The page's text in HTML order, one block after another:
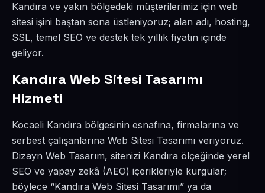
Kandıra ve yakın bölgedeki müşterilerimiz için web
sitesi işini baştan sona üstleniyoruz; alan adı, hosting,
SSL, temel SEO ve destek tek yıllık fiyatın içinde
geliyor.
Kandıra Web Sitesi Tasarımı
Hizmeti
Kocaeli Kandıra bölgesinin esnafına, firmalarına ve
serbest çalışanlarına Web Sitesi Tasarımı veriyoruz.
Dizayn Web Tasarım, sitenizi Kandıra ölçeğinde yerel
SEO ve yapay zekâ (AEO) içerikleriyle kurgular;
böylece “Kandıra Web Sitesi Tasarımı” ya da